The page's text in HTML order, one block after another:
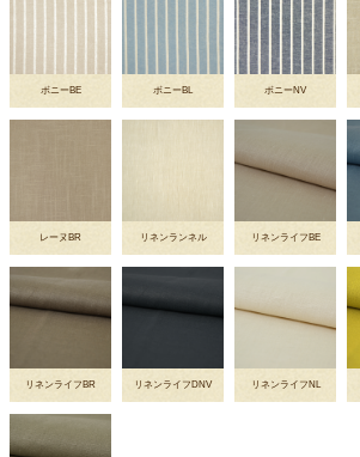
ボニーBE ボニーBL ボニーNV
レーヌBR リネンランネル リネンライフBE
リネンライフBR リネンライフDNV リネンライフNL